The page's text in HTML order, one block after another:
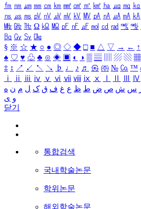
㎙ ㎚ ㎛ ㎜ ㎝ ㎞ ㎟ ㎠ ㎡ ㎢ ㏊ ㎍ ㎎ ㎏
㎱ ㎲ ㎳ ㎴ ㎵ ㎶ ㎷ ㎸ ㎹ ㎀ ㎁ ㎂ ㎃ ㎄
㎒ ㎓ ㎔ Ω ㏀ ㏁ ㎊ ㎋ ㎌ ㏖ ㏅ ㎭ ㎮ ㎯
㏃ ㏉ ㏜ ㏆
§ ※ ☆ ★ ○ ● ◎ ◇ ◆ □ ■ △ ▽ → ← ↑
♠ ♡ ♥ ♧ ♣ ⊙ ◈ ▣ ◐ ◑ ▒ ▤ ▨ ▧ ▦
‡ ↕ ↗ ↙ ↖ ↘ ♭ ♩ ♪ ♬ ㉿ ㈜ № ㏇ ™
ⅰ
ⅱ ⅲ ⅳ ⅴ ⅵ ⅶ ⅷ ⅸ ⅹ Ⅳ
س ش ص ض ط ظ ع غ ف ق ک ل م ن ه
و ی
닫기
통합검색
국내학술논문
학위논문
해외학술논문